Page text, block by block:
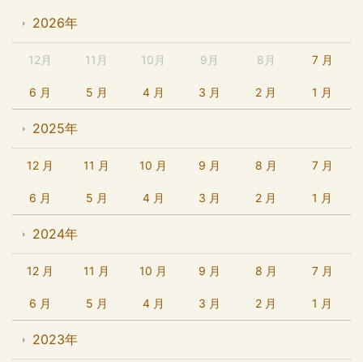
2026年
12月 11月 10月 9月 8月 7 月
6 月 5 月 4 月 3 月 2 月 1 月
2025年
12 月 11 月 10 月 9 月 8 月 7 月
6 月 5 月 4 月 3 月 2 月 1 月
2024年
12 月 11 月 10 月 9 月 8 月 7 月
6 月 5 月 4 月 3 月 2 月 1 月
2023年